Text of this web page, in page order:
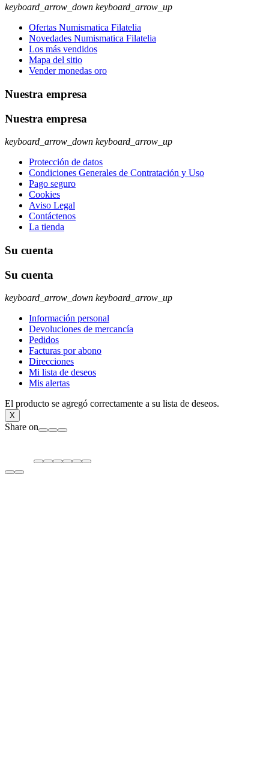
keyboard_arrow_down keyboard_arrow_up
Ofertas Numismatica Filatelia
Novedades Numismatica Filatelia
Los más vendidos
Mapa del sitio
Vender monedas oro
Nuestra empresa
Nuestra empresa
keyboard_arrow_down keyboard_arrow_up
Protección de datos
Condiciones Generales de Contratación y Uso
Pago seguro
Cookies
Aviso Legal
Contáctenos
La tienda
Su cuenta
Su cuenta
keyboard_arrow_down keyboard_arrow_up
Información personal
Devoluciones de mercancía
Pedidos
Facturas por abono
Direcciones
Mi lista de deseos
Mis alertas
El producto se agregó correctamente a su lista de deseos.
X
Share on